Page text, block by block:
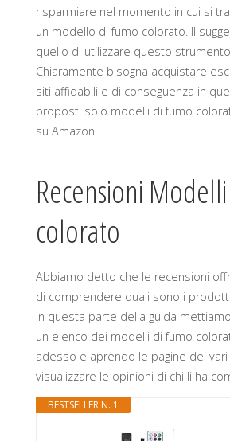
risparmiare nel momento in cui si
un modello di fumo colorato. Il
quello di utilizzare questo
Chiaramente bisogna acquistare
siti affidabili e di conseguenza in
proposti solo modelli di fumo
su Amazon.
Recensioni
colorato
Abbiamo detto che le recensioni
di comprendere quali sono i prodotti
In questa parte della guida
un elenco dei modelli di fumo
adesso e aprendo le pagine dei
visualizzare le opinioni di chi li ha
BESTSELLER N. 1